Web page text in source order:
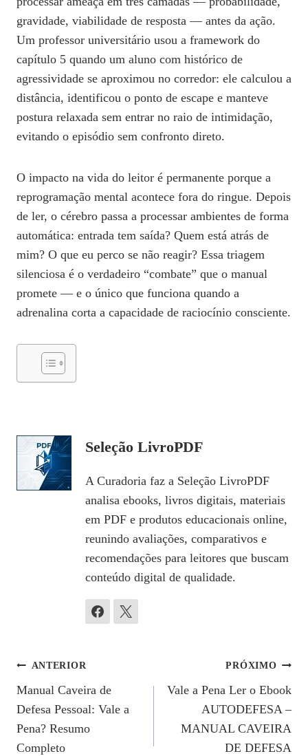
gravidade, viabilidade de resposta — antes da ação.
Um professor universitário usou a framework do
capítulo 5 quando um aluno com histórico de
agressividade se aproximou no corredor: ele calculou a
distância, identificou o ponto de escape e manteve
postura relaxada sem entrar no raio de intimidação,
evitando o episódio sem confronto direto.
O impacto na vida do leitor é permanente porque a
reprogramação mental acontece fora do ringue. Depois
de ler, o cérebro passa a processar ambientes de forma
automática: entrada tem saída? Quem está atrás de
mim? O que eu perco se não reagir? Essa triagem
silenciosa é o verdadeiro “combate” que o manual
promete — e o único que funciona quando a
adrenalina corta a capacidade de raciocínio consciente.
Seleção LivroPDF
A Curadoria faz a Seleção LivroPDF
analisa ebooks, livros digitais, materiais
em PDF e produtos educacionais online,
reunindo avaliações, comparativos e
recomendações para leitores que buscam
conteúdo digital de qualidade.
Navegação
De
Post
ANTERIOR
Manual Caveira de
Defesa Pessoal: Vale a
Pena? Resumo
Completo
PRÓXIMO
Vale a Pena Ler o Ebook
AUTODEFESA –
MANUAL CAVEIRA
DE DEFESA